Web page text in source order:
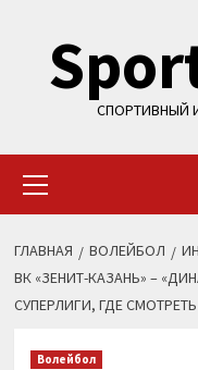
содержимому
СПОРТИВНЫЙ
меню
ГЛАВНАЯ ВОЛЕЙБОЛ
ВК «ЗЕНИТ-КАЗАНЬ» –
СУПЕРЛИГИ, ГДЕ СМОТРЕТЬ
Волейбол